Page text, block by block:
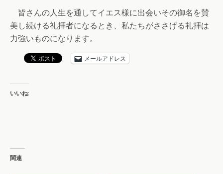
皆さんの人生を通してイエス様に出会いその御名を賛
美し続ける礼拝者になるとき、私たちがささげる礼拝は
力強いものになります。
メールアドレス
いいね:
関連